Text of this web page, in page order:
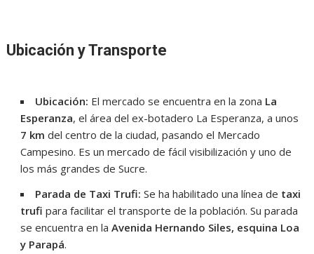
Ubicación y Transporte
Ubicación: El mercado se encuentra en la zona La
Esperanza, el área del ex-botadero La Esperanza, a unos
7 km del centro de la ciudad, pasando el Mercado
Campesino. Es un mercado de fácil visibilización y uno de
los más grandes de Sucre.
Parada de Taxi Trufi: Se ha habilitado una línea de taxi
trufi para facilitar el transporte de la población. Su parada
se encuentra en laAvenida Hernando Siles, esquina Loa
y Parapá.